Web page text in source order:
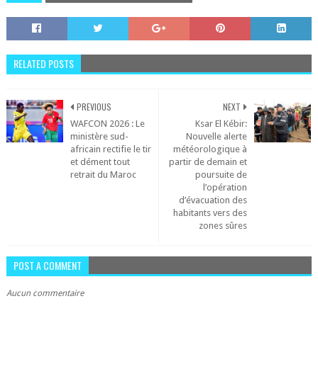
RELATED POSTS
NEXT
Ksar El Kébir:
Nouvelle alerte
météorologique à
partir de demain et
poursuite de
l’opération
d’évacuation des
habitants vers des
zones sûres
PREVIOUS
WAFCON 2026 : Le
ministère sud-
africain rectifie le tir
et dément tout
retrait du Maroc
POST A COMMENT
Aucun commentaire